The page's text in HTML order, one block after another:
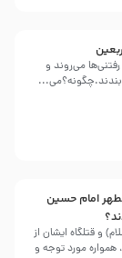
می‌روند و
مطهر امام حسین
و قتلگاه ایشان از
مورد توجه و